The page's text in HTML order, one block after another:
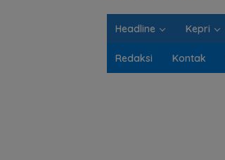
Headline Kepri
Redaksi Kontak